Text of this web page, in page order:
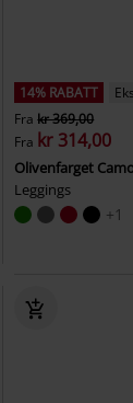
14% RABATT
Frakr 369,00
Fra kr 314,00
Olivenfarget
Leggings
+1